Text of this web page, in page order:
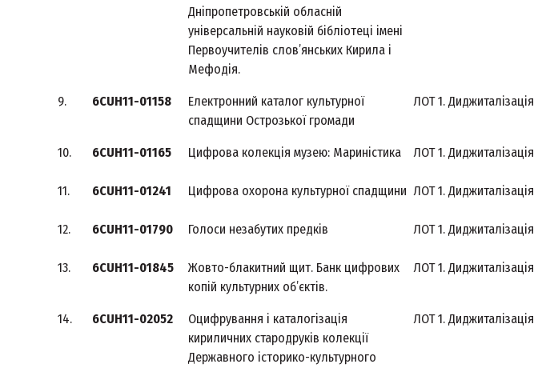
Дніпропетровській обласній
універсальній науковій бібліотеці імені
Первоучителів слов’янських Кирила і
Мефодія.
9. 6CUH11-01158
Електронний каталог культурної
спадщини Острозької громади
ЛОТ 1. Диджиталізація
10. 6CUH11-01165 Цифрова колекція музею: Мариністика ЛОТ 1. Диджиталізація
11. 6CUH11-01241 Цифрова охорона культурної спадщини ЛОТ 1. Диджиталізація
12. 6CUH11-01790 Голоси незабутих предків ЛОТ 1. Диджиталізація
13. 6CUH11-01845
Жовто-блакитний щит. Банк цифрових
копій культурних об’єктів.
ЛОТ 1. Диджиталізація
14. 6CUH11-02052
Оцифрування і каталогізація
кириличних стародруків колекції
Державного історико-культурного
ЛОТ 1. Диджиталізація